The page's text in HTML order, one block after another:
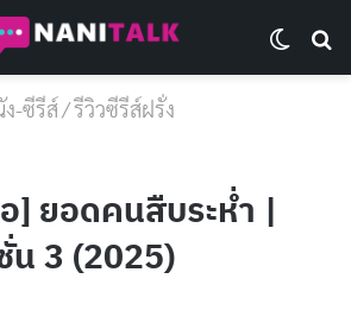
-ซีรีส์/รีวิวซีรีส์ฝรั่ง
] ยอดคนสืบระห่ำ |
น 3 (2025)